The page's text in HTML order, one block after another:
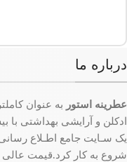
درباره ما
عطرینه استور به عنوان
یک سـایت جامع اطـلاع
شروع به کار کرد.قیمت عالی